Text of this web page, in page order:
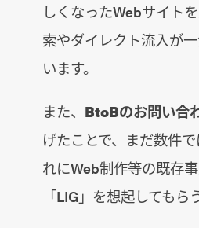
しくなったWebサイト
索やダイレクト流入が
います。
また、 BtoBのお問い合
げたことで、まだ数件
れにWeb制作等の既存
「LIG」を想起しても